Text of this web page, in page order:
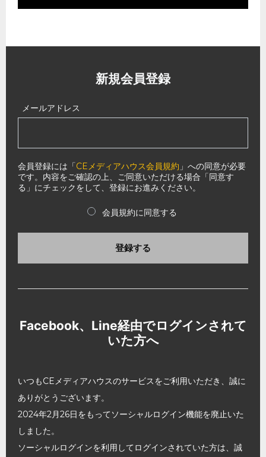
新規会員登録
メールアドレス
会員登録には「CEメディアハウス会員規約 」への同意が必要
です。内容をご確認の上、ご同意いただける場合「同意す
る」にチェックをして、登録にお進みください。
会員規約に同意する
登録する
Facebook、Line経由でログインされて
いた方へ
いつもCEメディアハウスのサービスをご利用いただき、誠に
ありがとうございます。
2024年2月26日をもってソーシャルログイン機能を廃止いた
しました。
ソーシャルログインを利用してログインされていた方は、誠